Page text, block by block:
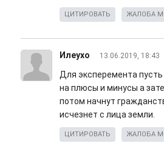
ЦИТИРОВАТЬ ЖАЛОБА
Илеухо 13.06.2019, 18:43
Для эксперемента
на плюсы и минусы а
потом начнут
исчезнет с лица земли.
ЦИТИРОВАТЬ ЖАЛОБА